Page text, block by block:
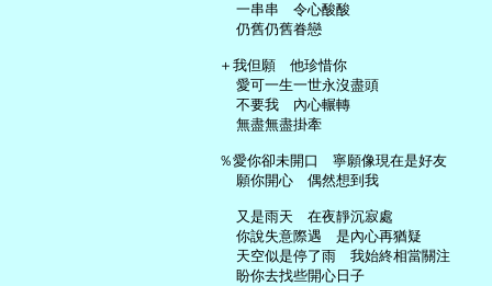
     一串串　令心酸酸
     仍舊仍舊眷戀
   ＋我但願　他珍惜你
     愛可一生一世永沒盡頭
     不要我　內心輾轉
     無盡無盡掛牽
   ％愛你卻未開口　寧願像現在是好友
     願你開心　偶然想到我
     又是雨天　在夜靜沉寂處
     你說失意際遇　是內心再猶疑
     天空似是停了雨　我始終相當關注
     盼你去找些開心日子